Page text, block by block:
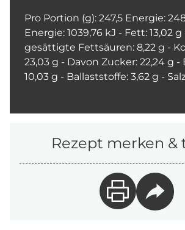
Pro Portion (g): 247,5 Energie:
Energie: 1039,76 kJ - Fett: 13,02
gesättigte Fettsäuren: 8,22 g -
23,03 g - Davon Zucker: 22,24 g -
10,03 g - Ballaststoffe: 3,62 g -
Rezept merken &